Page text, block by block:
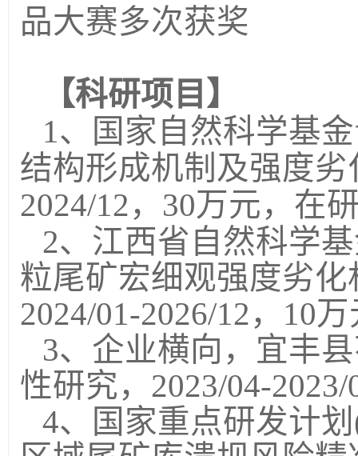
品大赛多次获奖
【科研项目】
1、国家自然科学基
结构形成机制及强度
2024/12，30万元，在
2、江西省自然科学
粒尾矿宏细观强度劣
2024/01-2026/12，10
3、企业横向，宜丰
性研究，2023/04-
4、国家重点研发计